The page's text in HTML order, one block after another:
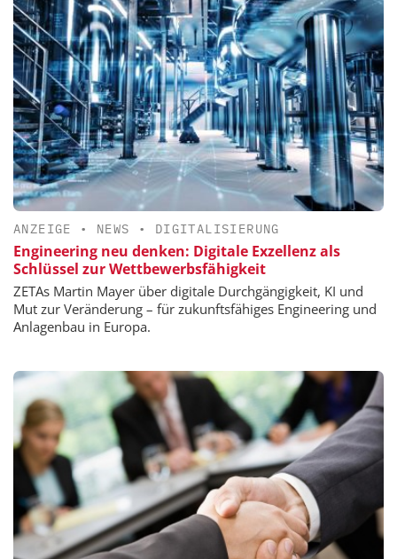
ANZEIGE • NEWS • DIGITALISIERUNG
Engineering neu denken: Digitale Exzellenz als
Schlüssel zur Wettbewerbsfähigkeit
ZETAs Martin Mayer über digitale Durchgängigkeit, KI und
Mut zur Veränderung – für zukunftsfähiges Engineering und
Anlagenbau in Europa.